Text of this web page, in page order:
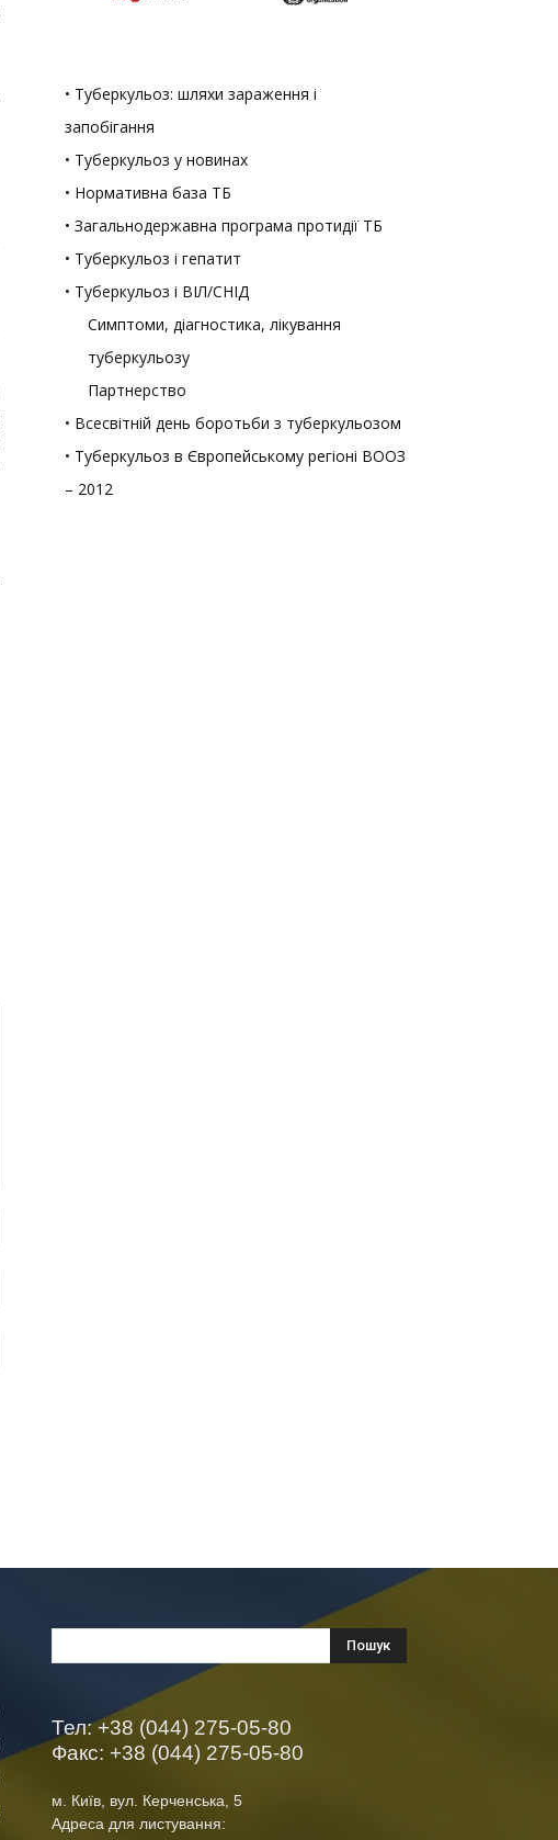
• Туберкульоз: шляхи зараження і
запобігання
• Туберкульоз у новинах
• Нормативна база ТБ
• Загальнодержавна програма протидії ТБ
• Туберкульоз і гепатит
• Туберкульоз і ВІЛ/СНІД
Симптоми, діагностика, лікування
туберкульозу
Партнерство
• Всесвітній день боротьби з туберкульозом
• Туберкульоз в Європейському регіоні ВООЗ
– 2012
Тел: +38 (044) 275-05-80
Факс: +38 (044) 275-05-80
м. Київ, вул. Керченська, 5
Адреса для листування: